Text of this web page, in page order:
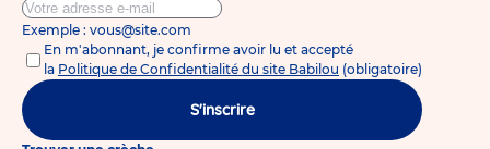
Exemple : vous@site.com
En m'abonnant, je confirme avoir lu et accepté
la Politique de Confidentialité du site Babilou (obligatoire)
S'inscrire